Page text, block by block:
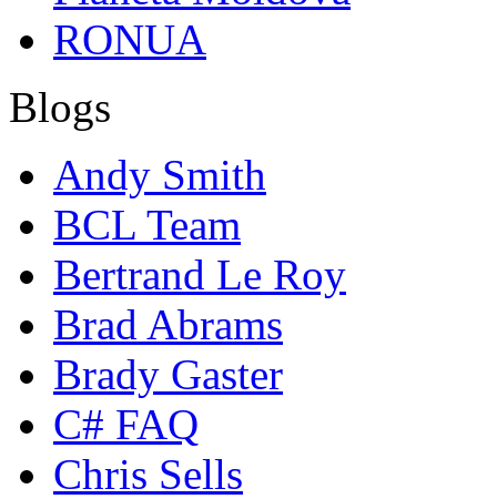
RONUA
Blogs
Andy Smith
BCL Team
Bertrand Le Roy
Brad Abrams
Brady Gaster
C# FAQ
Chris Sells